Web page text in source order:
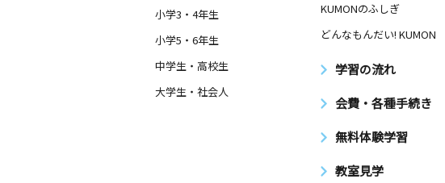
小学3・4年生
小学5・6年生
中学生・高校生
大学生・社会人
KUMONのふしぎ
どんなもんだい! KUMON
学習の流れ
会費・各種手続き
無料体験学習
教室見学